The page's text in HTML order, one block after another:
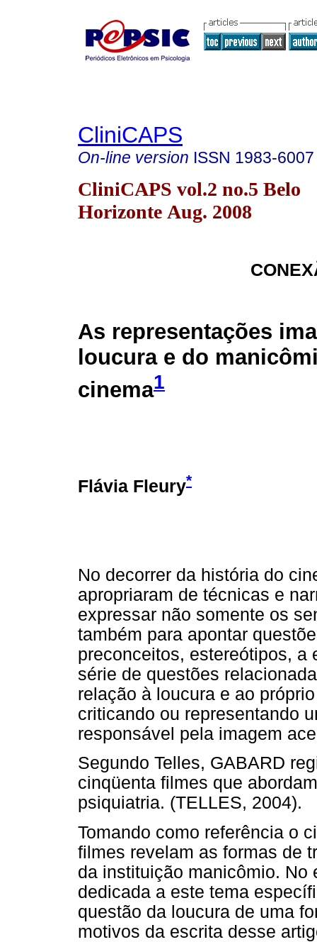
CliniCAPS
On-line version ISSN 1983-6007
CliniCAPS vol.2 no.5 Belo
Horizonte Aug. 2008
As representações
loucura e do
cinema1
Flávia Fleury*
No decorrer da história do
apropriaram de técnicas e
expressar não somente os
também para apontar
preconceitos, estereótipos, a
série de questões
relação à loucura e ao
criticando ou representando
responsável pela imagem
Segundo Telles, GABARD
cinqüenta filmes que
psiquiatria. (TELLES, 2004).
Tomando como referência o
filmes revelam as formas de
da instituição manicômio.
dedicada a este tema
questão da loucura de uma
motivos da escrita desse